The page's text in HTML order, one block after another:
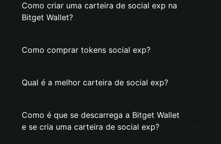
Como criar uma carteira de social exp na
Bitget Wallet?
Como comprar tokens social exp?
Qual é a melhor carteira de social exp?
Como é que se descarrega a Bitget Wallet
e se cria uma carteira de social exp?